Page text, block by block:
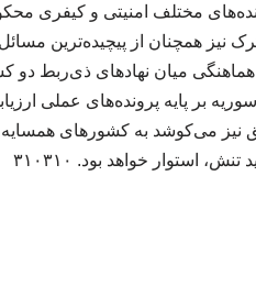
مختلف امنیتی و کیفری
نیز همچنان از پیچیده‌ترین
میان نهادهای ذی‌ربط دو
بر پایه پرونده‌های عملی
می‌کوشد به کشورهای همسایه
خواهد بود. ۳۱۰۳۱۰